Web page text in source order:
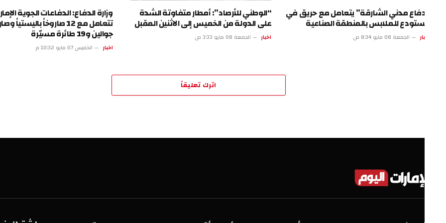
مدني الشارقة” يتعامل مع حريق في
للملابس بالمنطقة الصناعية
الجمعة 08 مايو 8:34 ص
“الوطني للأرصاد”: أمطار متفاوتة الشدة
على الدولة من الخميس إلى الاثنين المقبل
الجمعة 08 مايو 3:33 ص
وزارة الدفاع: الدفاعات الجوية الإماراتية
تتعامل مع 12 صاروخاً باليستياً وصاروخين
جوالين و19 طائرة مسيّرة
الخميس 07 مايو 10:32 م
اترك تعليقاً